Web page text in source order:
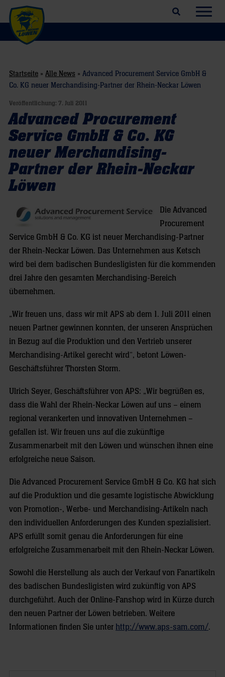
Suchfeld öffnen
Startseite » Alle News » Advanced Procurement Service GmbH &
Co. KG neuer Merchandising-Partner der Rhein-Neckar Löwen
Veröffentlichung: 7. Juli 2011
Advanced Procurement
Service GmbH & Co. KG
neuer Merchandising-
Partner der Rhein-Neckar
Löwen
Die Advanced
Procurement
Service GmbH & Co. KG ist neuer Merchandising-Partner
der Rhein-Neckar Löwen. Das Unternehmen aus Ketsch
wird bei dem badischen Bundesligisten für die kommenden
drei Jahre den gesamten Merchandising-Bereich
übernehmen.
„Wir freuen uns, dass wir mit APS ab dem 1. Juli 2011 einen
neuen Partner gewinnen konnten, der unseren Ansprüchen
in Bezug auf die Produktion und den Vertrieb unserer
Merchandising-Artikel gerecht wird“, betont Löwen-
Geschäftsführer Thorsten Storm.
Ulrich Seyer, Geschäftsführer von APS: „Wir begrüßen es,
dass die Wahl der Rhein-Neckar Löwen auf uns – einem
regional verankerten und innovativen Unternehmen –
gefallen ist. Wir freuen uns auf die zukünftige
Zusammenarbeit mit den Löwen und wünschen ihnen eine
erfolgreiche neue Saison.
Die Advanced Procurement Service GmbH & Co. KG hat sich
auf die Produktion und die gesamte logistische Abwicklung
von Promotion-, Werbe- und Merchandising-Artikeln nach
den individuellen Anforderungen des Kunden spezialisiert.
APS erfüllt somit genau die Anforderungen für eine
erfolgreiche Zusammenarbeit mit den Rhein-Neckar Löwen.
Sowohl die Herstellung als auch der Verkauf von Fanartikeln
des badischen Bundesligisten wird zukünftig von APS
durchgeführt. Auch der Online-Fanshop wird in Kürze durch
den neuen Partner der Löwen betrieben. Weitere
Informationen finden Sie unter http://www.aps-sam.com/.